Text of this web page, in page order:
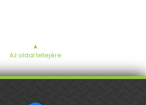
➤
Az oldal tetejére